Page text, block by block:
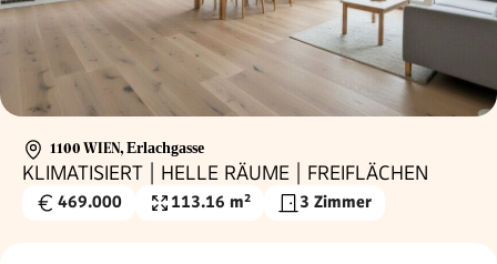
1100 WIEN, Erlachgasse
KLIMATISIERT | HELLE RÄUME | FREIFLÄCHEN
Kaufpreis
469.000
Nutzfläche
113.16 m² 3 Zimmer